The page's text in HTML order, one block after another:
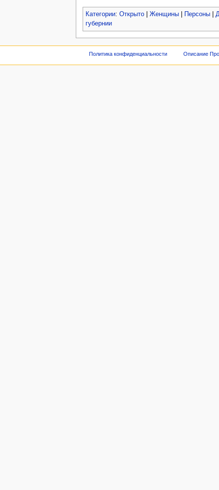
Категории: Открыто| Женщины| Персоны|
губернии
Политика конфиденциальности Описание